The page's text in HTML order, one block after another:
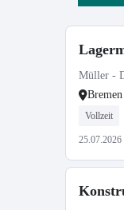
Müller -
Bremen
Vollzeit
25.07.2026